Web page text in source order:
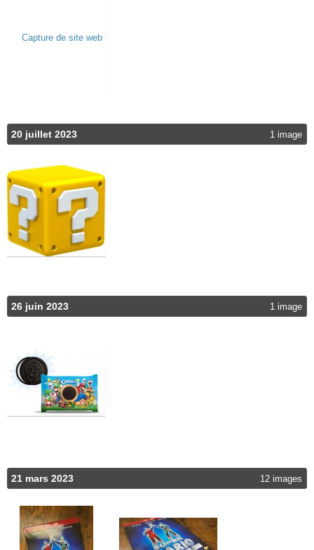
20 juillet 2023 1 image
26 juin 2023 1 image
21 mars 2023 12 images